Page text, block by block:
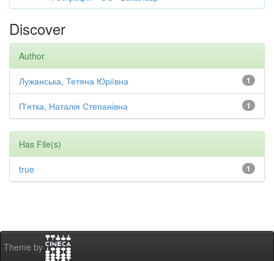
Discover
Author
1
Лужанська, Тетяна Юріївна
1
П'ятка, Наталія Степанівна
Has File(s)
1
true
Theme by